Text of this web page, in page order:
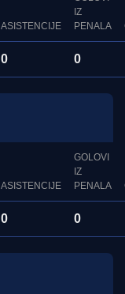
ASISTENCIJE
IZ
PENALA
0 0
ASISTENCIJE
GOLOVI
IZ
PENALA
0 0